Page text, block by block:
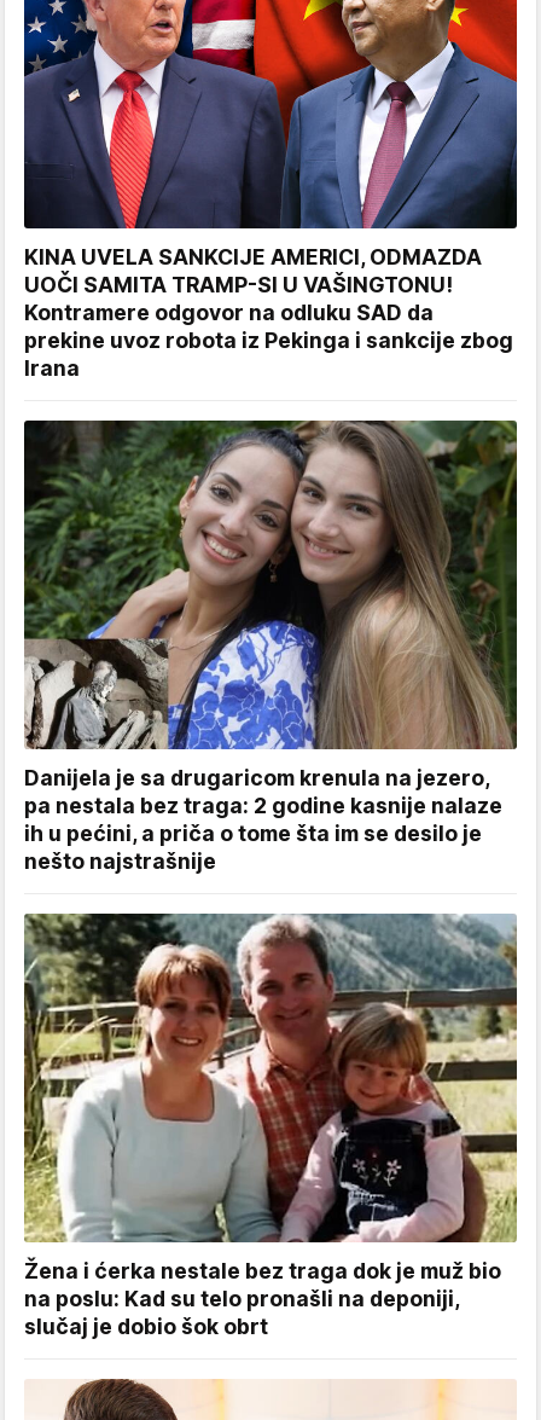
KINA UVELA SANKCIJE AMERICI, ODMAZDA
UOČI SAMITA TRAMP-SI U VAŠINGTONU!
Kontramere odgovor na odluku SAD da
prekine uvoz robota iz Pekinga i sankcije zbog
Irana
Danijela je sa drugaricom krenula na jezero,
pa nestala bez traga: 2 godine kasnije nalaze
ih u pećini, a priča o tome šta im se desilo je
nešto najstrašnije
Žena i ćerka nestale bez traga dok je muž bio
na poslu: Kad su telo pronašli na deponiji,
slučaj je dobio šok obrt